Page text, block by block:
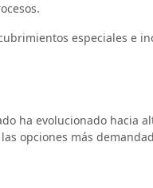
especiales e
ha evolucionado hacia
opciones más